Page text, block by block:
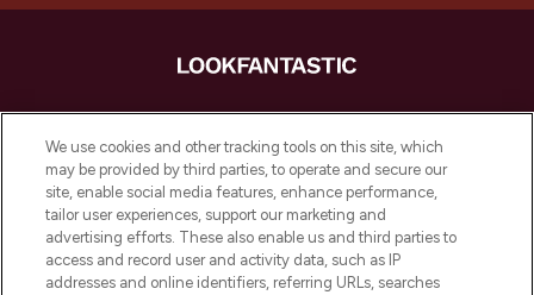
LOOKFANTASTIC ist Europas ultimativer
Beauty-Onlineshop mit den besten
Produkten aus Haut- und Haarpflege
sowie Make-Up von über 200
renommierten Marken. Shoppe online
oder über die App mit kostenloser
Lieferung ab einem Einkaufswert von 30€.
We use cookies and other tracking tools on this site, which
may be provided by third parties, to operate and secure our
site, enable social media features, enhance performance,
tailor user experiences, support our marketing and
advertising efforts. These also enable us and third parties to
access and record user and activity data, such as IP
addresses and online identifiers, referring URLs, searches